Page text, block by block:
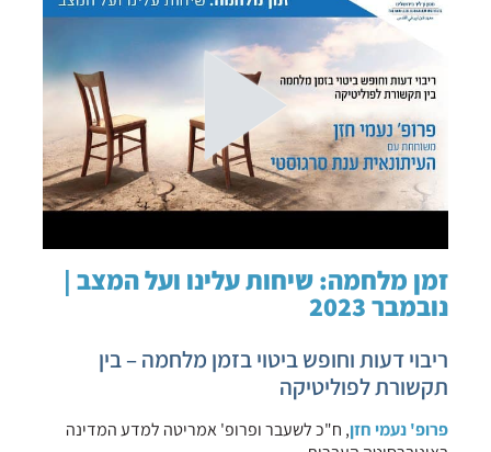
זמן מלחמה: שיחות עלינו ועל המצב |
נובמבר 2023
ריבוי דעות וחופש ביטוי בזמן מלחמה – בין
תקשורת לפוליטיקה
פרופ' נעמי חזן, ח"כ לשעבר ופרופ' אמריטה למדע המדינה